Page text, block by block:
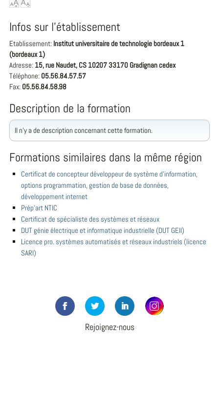
Infos sur l'établissement
Etablissement: Institut universitaire de technologie bordeaux 1
(bordeaux 1)
Adresse: 15, rue Naudet, CS 10207 33170 Gradignan cedex
Téléphone: 05.56.84.57.57
Fax: 05.56.84.58.98
Description de la formation
Il n'y a de description concernant cette formation.
Formations similaires dans la même région
Certificat de concepteur développeur de système d'information,
options programmation, gestion de base de données,
développement internet
Prép'art NTIC
Certificat de spécialiste des systèmes et réseaux
DUT génie électrique et informatique industrielle (DUT GEII)
Licence pro. systèmes automatisés et réseaux industriels (licence
SARI)
Rejoignez-nous